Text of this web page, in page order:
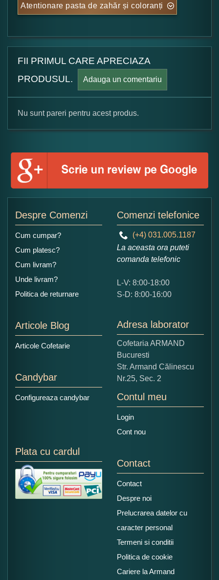
Atentionare pasta de zahăr și coloranți
FII PRIMUL CARE APRECIAZA
PRODUSUL.
Adauga un comentariu
Formular pareri client
Numele dumneavoastra:
Ce nota acordati acestui produs?
5
Copiati alaturi numarul din imagine:
Nu sunt pareri pentru acest produs.
Despre Comenzi
Cum cumpar?
Cum platesc?
Cum livram?
Unde livram?
Politica de returnare
Articole Blog
Articole Cofetarie
Candybar
Configureaza candybar
Comenzi telefonice
(+4) 031.005.1187
La aceasta ora puteti
comanda telefonic
L-V: 8:00-18:00
S-D: 8:00-16:00
Adresa laborator
Cofetaria ARMAND
Bucuresti
Str. Armand Călinescu
Nr.25, Sec. 2
Contul meu
Login
Cont nou
Plata cu cardul
Contact
Contact
Despre noi
Prelucrarea datelor cu
caracter personal
Termeni si conditii
Politica de cookie
Cariere la Armand